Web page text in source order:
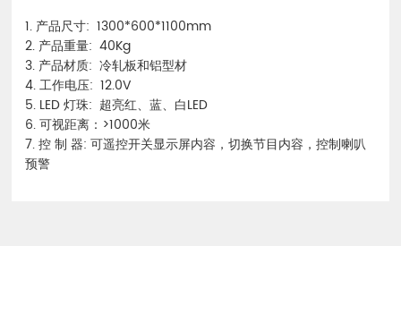
1. 产品尺寸: 1300*600*1100mm
2. 产品重量: 40Kg
3. 产品材质: 冷轧板和铝型材
4. 工作电压: 12.0V
5. LED 灯珠: 超亮红、蓝、白LED
6. 可视距离：>1000米
7. 控 制 器: 可遥控开关显示屏内容，切换节目内容，控制喇叭
预警